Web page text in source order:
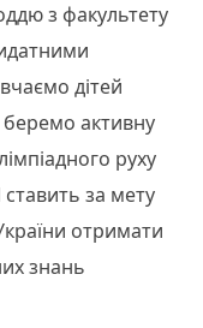
з факультету
дітей
активну
руху
за мету
отримати
знань